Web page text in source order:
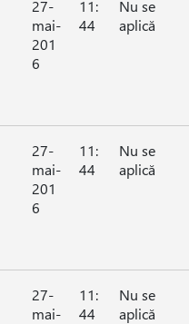
27-
mai-
201
6
11:
44
Nu se
aplică
27-
mai-
201
6
11:
44
Nu se
aplică
27-
mai-
11:
44
Nu se
aplică